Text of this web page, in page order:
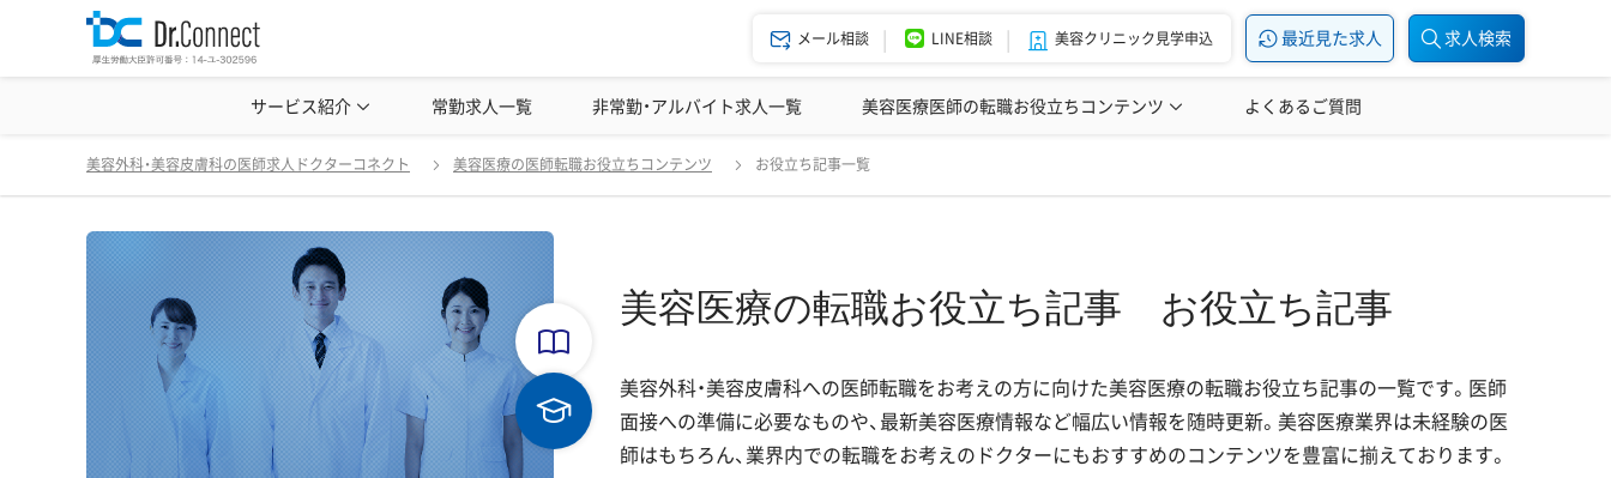
メール相談 LINE相談 美容クリニック見学申込 最近見た求人 求人検索
サービス紹介 ドクターコネクトの強み エージェント紹介
常勤求人一覧 非常勤・アルバイト求人一覧 美容医療医師の転職お役立ちコンテンツ
美容クリニック見学・研修情報 美容外科・美容皮膚科の医師転職体験談 美容クリニックインタビュー 美容医療の転職お役立ち記事 美容医療辞典
よくあるご質問
美容外科・美容皮膚科の医師求人ドクターコネクト 美容医療の医師転職お役立ちコンテンツ お役立ち記事一覧
美容医療の転職お役立ち記事 お役立ち記事
美容外科・美容皮膚科への医師転職をお考えの方に向けた美容医療の転職お役立ち記事の一覧です。医師
面接への準備に必要なものや、最新美容医療情報など幅広い情報を随時更新。美容医療業界は未経験の医
師はもちろん、業界内での転職をお考えのドクターにもおすすめのコンテンツを豊富に揃えております。